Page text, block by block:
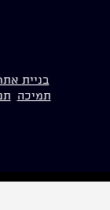
בניית
תמיכה